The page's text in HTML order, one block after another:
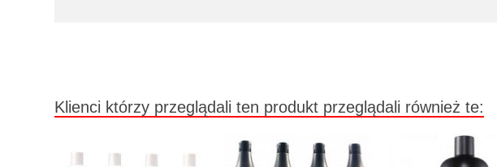
Klienci którzy przeglądali ten produkt przeglądali również te: